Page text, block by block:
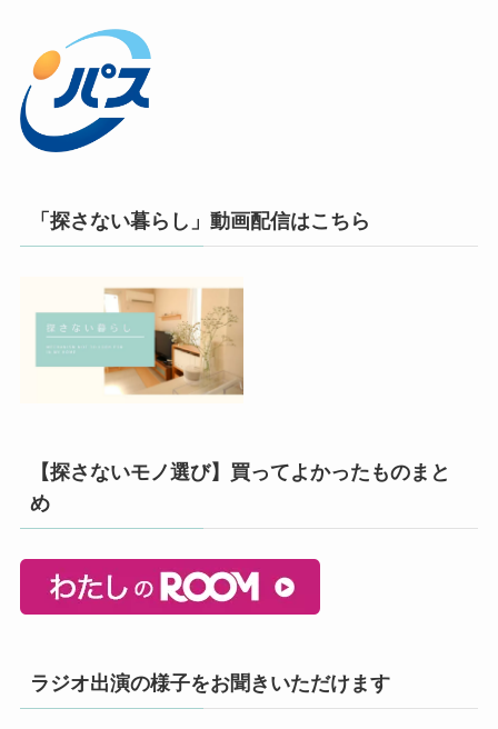
「探さない暮らし」動画配信はこちら
【探さないモノ選び】買ってよかったものまと
め
ラジオ出演の様子をお聞きいただけます